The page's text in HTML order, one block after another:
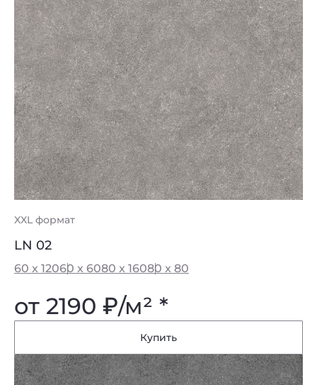
XXL формат
LN 02
60 x 12060 x 6080 x 16080 x 80
от 2190 ₽/м² *
Купить